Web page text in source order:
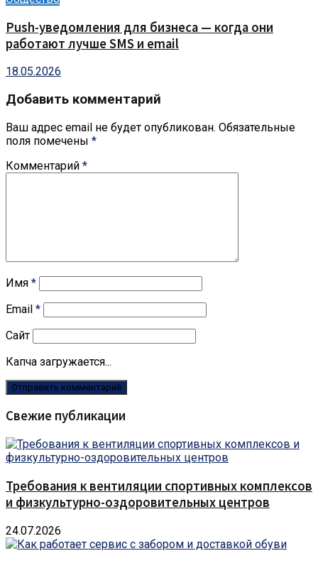
Push-уведомления для бизнеса — когда они
работают лучше SMS и email
18.05.2026
Добавить комментарий
Ваш адрес email не будет опубликован. Обязательные
поля помечены *
Комментарий *
Имя *
Email *
Сайт
Капча загружается...
Свежие публикации
Требования к вентиляции спортивных комплексов
и физкультурно-оздоровительных центров
24.07.2026